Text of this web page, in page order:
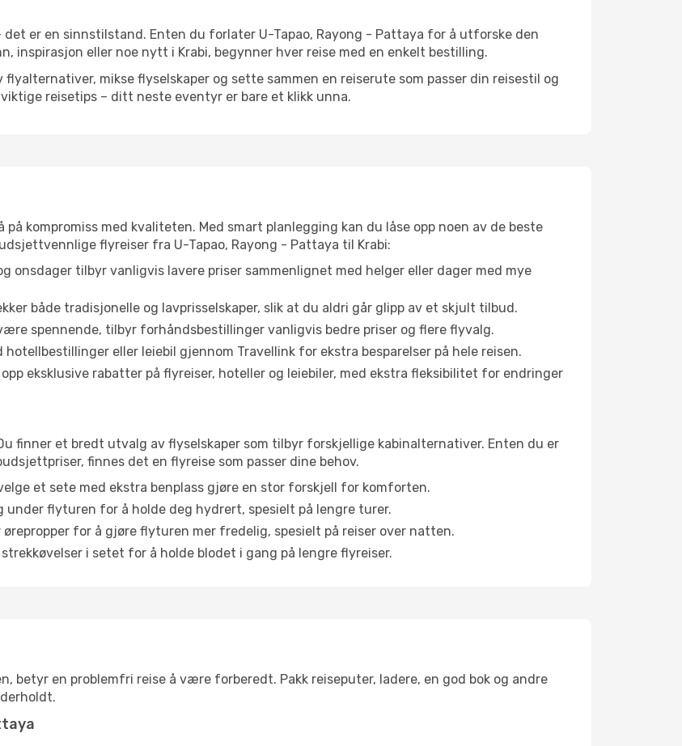
det er en sinnstilstand. Enten du forlater U-Tapao, Rayong - Pattaya for å utforske den
inspirasjon eller noe nytt i Krabi, begynner hver reise med en enkelt bestilling.
mikse flyselskaper og sette sammen en reiserute som passer din reisestil og
reisetips – ditt neste eventyr er bare et klikk unna.
kompromiss med kvaliteten. Med smart planlegging kan du låse opp noen av de beste
flyreiser fra U-Tapao, Rayong - Pattaya til Krabi:
onsdager tilbyr vanligvis lavere priser sammenlignet med helger eller dager med mye
både tradisjonelle og lavprisselskaper, slik at du aldri går glipp av et skjult tilbud.
spennende, tilbyr forhåndsbestillinger vanligvis bedre priser og flere flyvalg.
hotellbestillinger eller leiebil gjennom Travellink for ekstra besparelser på hele reisen.
opp eksklusive rabatter på flyreiser, hoteller og leiebiler, med ekstra fleksibilitet for endringer
finner et bredt utvalg av flyselskaper som tilbyr forskjellige kabinalternativer. Enten du er
finnes det en flyreise som passer dine behov.
et sete med ekstra benplass gjøre en stor forskjell for komforten.
under flyturen for å holde deg hydrert, spesielt på lengre turer.
for å gjøre flyturen mer fredelig, spesielt på reiser over natten.
i setet for å holde blodet i gang på lengre flyreiser.
betyr en problemfri reise å være forberedt. Pakk reiseputer, ladere, en god bok og andre